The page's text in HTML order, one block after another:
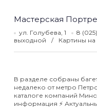
Мастерская
ул. Голубева, 1 8
выходной
Картины на
В разделе собраны
недалеко от метро
каталоге компаний
информация ⚡️